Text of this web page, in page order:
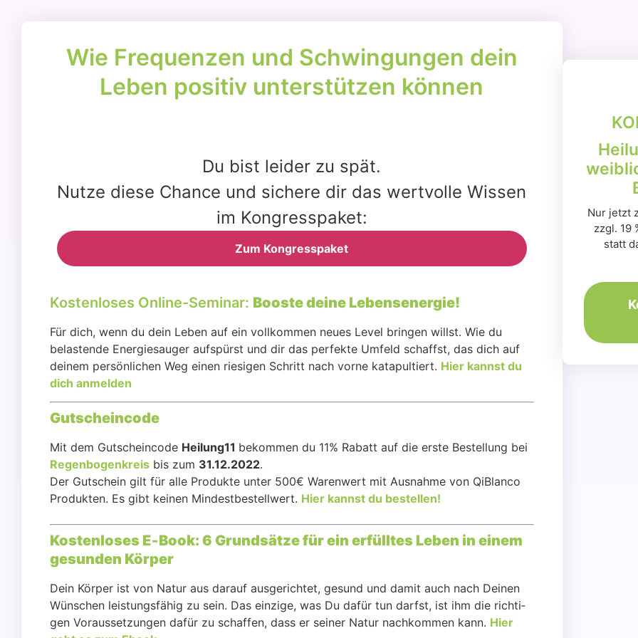
Wie Fre­quen­zen und Schwin­gun­gen dein
Leben posi­tiv unter­stüt­zen kön­nen
Du bist lei­der zu spät.
Nut­ze die­se Chan­ce und siche­re dir das wert­vol­le Wis­sen
im Kon­gress­pa­ket:
Zum Kon­gress­pa­ket
Kos­ten­lo­ses Online-Semi­nar: Boos­te dei­ne Lebens­en­er­gie!
Für dich, wenn du dein Leben auf ein voll­kom­men neu­es Level brin­gen willst. Wie du
belas­ten­de Ener­giesau­ger auf­spürst und dir das per­fek­te Umfeld schaffst, das dich auf
dei­nem per­sön­li­chen Weg einen rie­si­gen Schritt nach vor­ne kata­pul­tiert. Hier kannst du
dich anmel­den
Gut­schein­code
Mit dem Gut­schein­code Heilung11 bekom­men du 11% Rabatt auf die ers­te Bestel­lung bei
Regen­bo­gen­kreis bis zum 31.12.2022.
Der Gut­schein gilt für alle Pro­duk­te unter 500€ Waren­wert mit Aus­nah­me von QiBlan­co
Pro­duk­ten. Es gibt kei­nen Min­dest­be­stell­wert. Hier kannst du bestel­len!
Kos­ten­lo­ses E‑Book: 6 Grund­sät­ze für ein erfüll­tes Leben in einem
gesun­den Kör­per
Dein Kör­per ist von Natur aus dar­auf aus­ge­rich­tet, gesund und damit auch nach Dei­nen
Wün­schen leis­tungs­fä­hig zu sein. Das ein­zi­ge, was Du dafür tun darfst, ist ihm die rich­ti­
gen Vor­aus­set­zun­gen dafür zu schaf­fen, dass er sei­ner Natur nach­kom­men kann. Hier
Nur jetzt
zzgl. 19
statt